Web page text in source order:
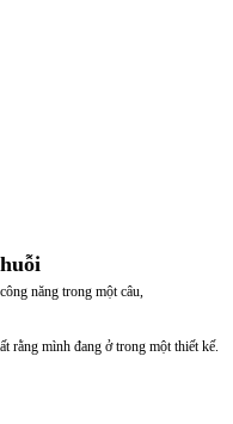
năng trong một câu,
rằng mình đang ở trong một thiết kế.